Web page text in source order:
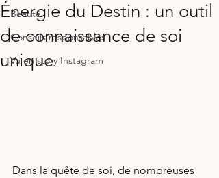
Beauté
Conseils responsables
Vu en story Instagram
Énergie du Destin : un outil
de connaissance de soi
unique
Dans la quête de soi, de nombreuses